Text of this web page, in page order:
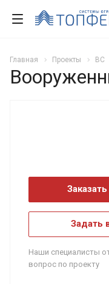
Главная Проекты ВС
Задать
Наши специалисты
вопрос по проекту